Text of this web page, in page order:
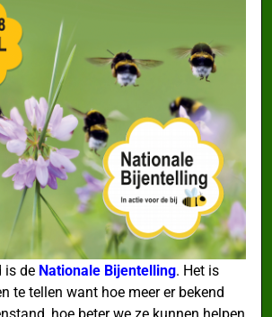
is de Nationale Bijentelling. Het is
te tellen want hoe meer er bekend